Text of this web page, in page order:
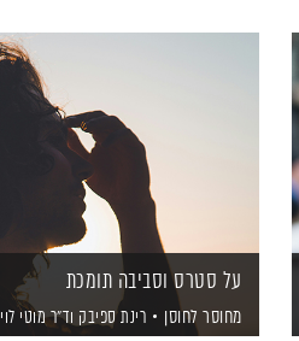
על סטרס וסביבה תומכת
מחוסר לחוסן רינת ספיבק וד"ר מוטי לוי